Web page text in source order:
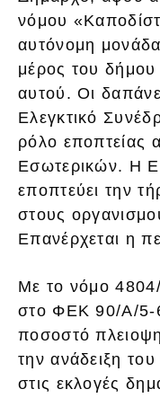
νόμου
αυτόνομη
μέρος του δήμου
αυτού. Οι
Ελεγκτικό
ρόλο εποπτείας
Εσωτερικών. Η
εποπτεύει την
στους
Επανέρχεται η
Με το νόμο
στο ΦΕΚ 90/Α/5-
ποσοστό
την ανάδειξη
στις εκλογές